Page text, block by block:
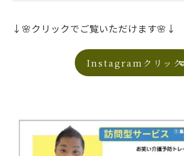
↓🌸クリックでご覧いただけます🌸↓
Instagramクリック